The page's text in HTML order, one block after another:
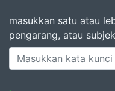
masukkan satu atau
pengarang, atau subjek